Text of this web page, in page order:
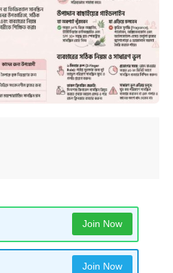
Join Now
Join Now